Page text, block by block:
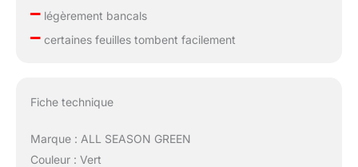
–légèrement bancals
–certaines feuilles tombent facilement
Fiche technique
Marque : ALL SEASON GREEN
Couleur : Vert